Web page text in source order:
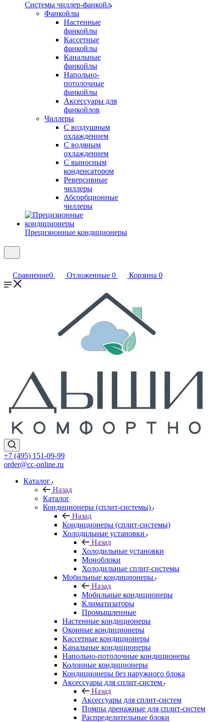
Системы чиллер-фанкойл
Фанкойлы
Настенные
фанкойлы
Кассетные
фанкойлы
Канальные
фанкойлы
Напольно-
потолочные
фанкойлы
Аксессуары для
фанкойлов
Чиллеры
С воздушным
охлаждением
С водяным
охлаждением
С выносным
конденсатором
Реверсивные
чиллеры
Абсорбционные
чиллеры
Прецизионные кондиционеры
Сравнение0 Отложенные 0 Корзина 0
+7 (495) 151-09-99
order@cc-online.ru
Каталог
Назад
Каталог
Кондиционеры (сплит-системы)
Назад
Кондиционеры (сплит-системы)
Холодильные установки
Назад
Холодильные установки
Моноблоки
Холодильные сплит-системы
Мобильные кондиционеры
Назад
Мобильные кондиционеры
Климатизаторы
Промышленные
Настенные кондиционеры
Оконные кондиционеры
Кассетные кондиционеры
Канальные кондиционеры
Напольно-потолочные кондиционеры
Колонные кондиционеры
Кондиционеры без наружного блока
Аксессуары для сплит-систем
Назад
Аксессуары для сплит-систем
Помпы дренажные для сплит-систем
Распределительные блоки